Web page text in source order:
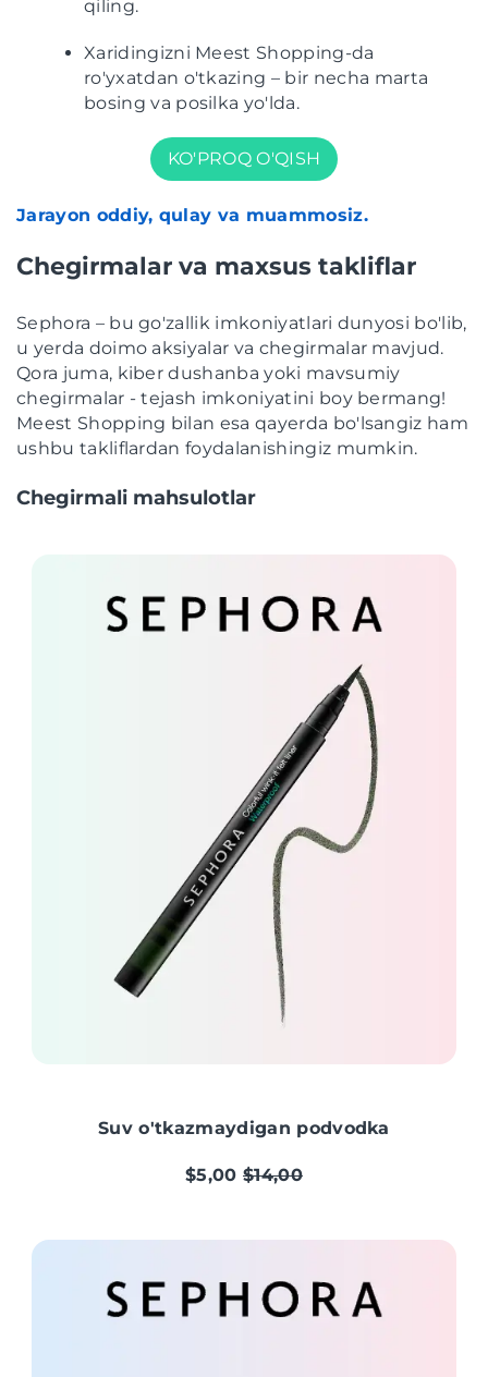
qiling.
Xaridingizni Meest Shopping-da
ro'yxatdan o'tkazing – bir necha marta
bosing va posilka yo'lda.
KO'PROQ O'QISH
Jarayon oddiy, qulay va muammosiz.
Chegirmalar va maxsus takliflar
Sephora – bu go'zallik imkoniyatlari dunyosi bo'lib,
u yerda doimo aksiyalar va chegirmalar mavjud.
Qora juma, kiber dushanba yoki mavsumiy
chegirmalar - tejash imkoniyatini boy bermang!
Meest Shopping bilan esa qayerda bo'lsangiz ham
ushbu takliflardan foydalanishingiz mumkin.
Chegirmali mahsulotlar
Suv o'tkazmaydigan podvodka
$5,00 $14,00